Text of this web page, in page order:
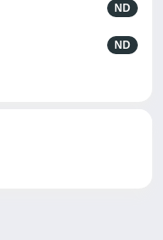
ND
ND